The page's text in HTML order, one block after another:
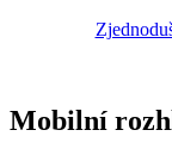
Mobilní